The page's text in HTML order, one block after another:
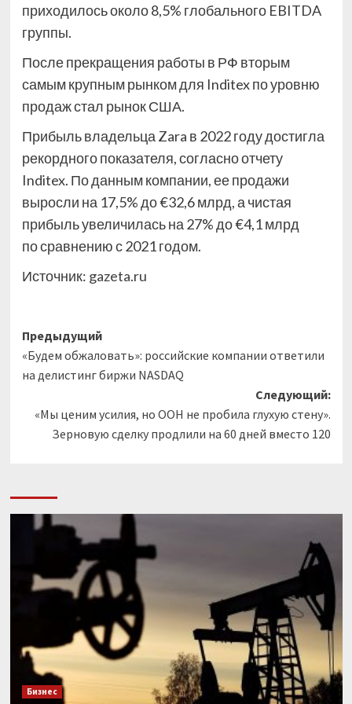
приходилось около 8,5% глобального EBITDA
группы.
После прекращения работы в РФ вторым
самым крупным рынком для Inditex по уровню
продаж стал рынок США.
Прибыль владельца Zara в 2022 году достигла
рекордного показателя, согласно отчету
Inditex. По данным компании, ее продажи
выросли на 17,5% до €32,6 млрд, а чистая
прибыль увеличилась на 27% до €4,1 млрд
по сравнению с 2021 годом.
Источник: gazeta.ru
Навигация
записи
Предыдущий
«Будем обжаловать»: российские компании ответили
на делистинг биржи NASDAQ
Следующий:
«Мы ценим усилия, но ООН не пробила глухую стену».
Зерновую сделку продлили на 60 дней вместо 120
Бизнес